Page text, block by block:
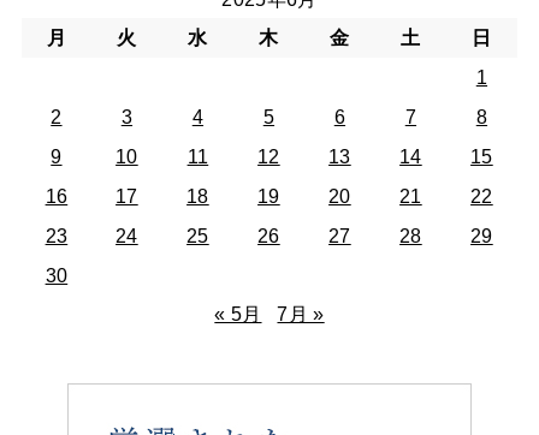
月
火 水 木 金 土
日
1
2
3 4 5 6 7
8
9
10 11 12 13 14
15
16
17 18 19 20 21
22
23
24 25 26 27 28
29
30
« 5月
7月 »